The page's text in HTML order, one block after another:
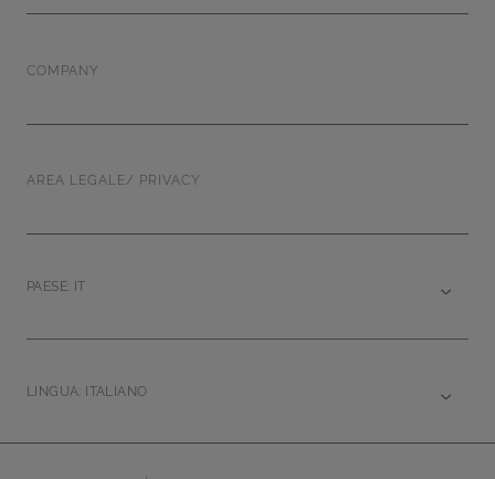
COMPANY
AREA LEGALE/ PRIVACY
PAESE: IT
LINGUA: ITALIANO